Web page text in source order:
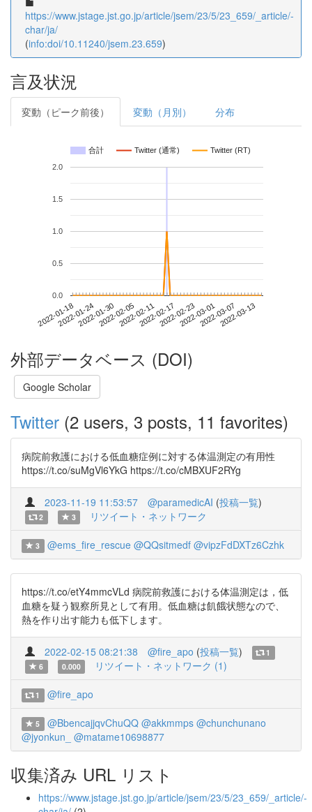
https://www.jstage.jst.go.jp/article/jsem/23/5/23_659/_article/-
char/ja/
(info:doi/10.11240/jsem.23.659)
言及状況
変動（ピーク前後） 変動（月別） 分布
合計 Twitter (通常) Twitter (RT)
2022-01-182022-01-242022-01-302022-02-052022-02-112022-02-172022-02-232022-03-012022-03-072022-03-13
0.0
0.5
1.0
1.5
2.0
外部データベース (DOI)
Google Scholar
Twitter (2 users, 3 posts, 11 favorites)
病院前救護における低血糖症例に対する体温測定の有用性
https://t.co/suMgVl6YkG https://t.co/cMBXUF2RYg
2023-11-19 11:53:57 @paramedicAI (投稿一覧)
2 3 リツイート・ネットワーク
3 @ems_fire_rescue @QQsitmedf @vipzFdDXTz6Czhk
https://t.co/etY4mmcVLd 病院前救護における体温測定は，低
血糖を疑う観察所見として有用。低血糖は飢餓状態なので、
熱を作り出す能力も低下します。
2022-02-15 08:21:38 @fire_apo (投稿一覧)
1
6
0.000 リツイート・ネットワーク (1)
1 @fire_apo
5 @BbencajjqvChuQQ @akkmmps @chunchunano
@jyonkun_
@matame10698877
収集済み URL リスト
https://www.jstage.jst.go.jp/article/jsem/23/5/23_659/_article/-